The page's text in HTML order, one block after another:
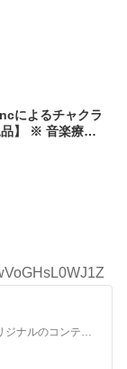
によるチャクラ
】 ※ 音楽療法C
ダクツ 【クーポ
YouTube でお気に入りの動画や音楽を楽しみ、オリジナルのコンテンツをアップロードして友だちや家族、世界中の人たちと共有しましょう。